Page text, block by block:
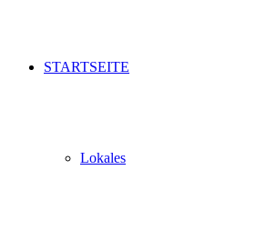
STARTSEITE
Lokales